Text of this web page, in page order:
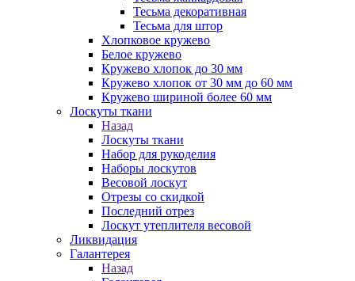
Тесьма декоративная
Тесьма для штор
Хлопковое кружево
Белое кружево
Кружево хлопок до 30 мм
Кружево хлопок от 30 мм до 60 мм
Кружево шириной более 60 мм
Лоскуты ткани
Назад
Лоскуты ткани
Набор для рукоделия
Наборы лоскутов
Весовой лоскут
Отрезы со скидкой
Последний отрез
Лоскут утеплителя весовой
Ликвидация
Галантерея
Назад